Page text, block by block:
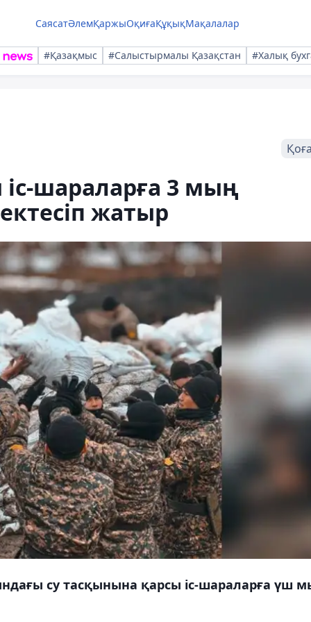
СаясатӘлемҚаржыОқиғаҚұқықМақалалар
#Қазақмыс #Салыстырмалы Қазақстан #Халық
шараларға 3 мың
жатыр
су тасқынына қарсы іс-шараларға үш